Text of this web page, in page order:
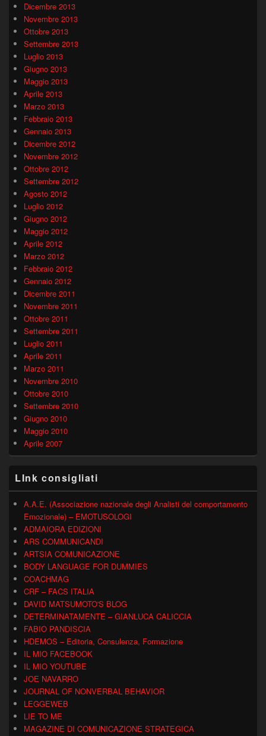
Dicembre 2013
Novembre 2013
Ottobre 2013
Settembre 2013
Luglio 2013
Giugno 2013
Maggio 2013
Aprile 2013
Marzo 2013
Febbraio 2013
Gennaio 2013
Dicembre 2012
Novembre 2012
Ottobre 2012
Settembre 2012
Agosto 2012
Luglio 2012
Giugno 2012
Maggio 2012
Aprile 2012
Marzo 2012
Febbraio 2012
Gennaio 2012
Dicembre 2011
Novembre 2011
Ottobre 2011
Settembre 2011
Luglio 2011
Aprile 2011
Marzo 2011
Novembre 2010
Ottobre 2010
Settembre 2010
Giugno 2010
Maggio 2010
Aprile 2007
LInk consigliati
A.A.E. (Associazione nazionale degli Analisti del comportamento
Emozionale) – EMOTUSOLOGI
ADMAIORA EDIZIONI
ARS COMMUNICANDI
ARTSIA COMUNICAZIONE
BODY LANGUAGE FOR DUMMIES
COACHMAG
CRF – FACS ITALIA
DAVID MATSUMOTO'S BLOG
DETERMINATAMENTE – GIANLUCA CALICCIA
FABIO PANDISCIA
HDEMOS – Editoria, Consulenza, Formazione
IL MIO FACEBOOK
IL MIO YOUTUBE
JOE NAVARRO
JOURNAL OF NONVERBAL BEHAVIOR
LEGGEWEB
LIE TO ME
MAGAZINE DI COMUNICAZIONE STRATEGICA